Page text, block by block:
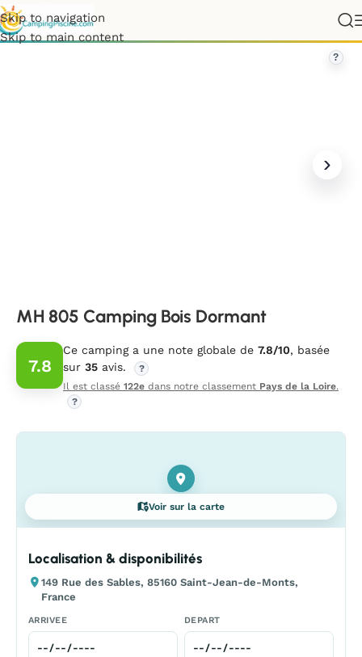
Skip to navigation
Skip to main content
Pays de la Loire»Vendée
?
MH 805 Camping Bois Dormant
7.8
Ce camping a une note globale de 7.8/10, basée
sur 35 avis.
?
Il est classé 122e dans notre classement Pays de la Loire.
?
Voir sur la carte
Localisation & disponibilités
149 Rue des Sables, 85160 Saint-Jean-de-Monts,
France
ARRIVEE DEPART